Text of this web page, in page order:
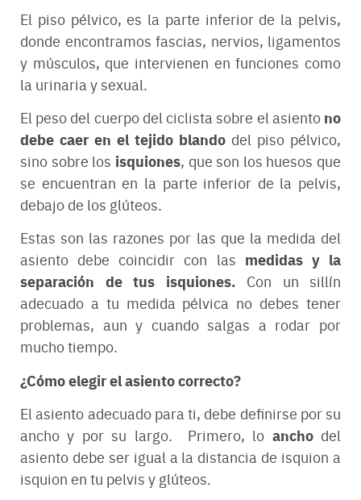
El piso pélvico, es la parte inferior de la pelvis,
donde encontramos fascias, nervios, ligamentos
y músculos, que intervienen en funciones como
la urinaria y sexual.
El peso del cuerpo del ciclista sobre el asiento no
debe caer en el tejido blando del piso pélvico,
sino sobre los isquiones, que son los huesos que
se encuentran en la parte inferior de la pelvis,
debajo de los glúteos.
Estas son las razones por las que la medida del
asiento debe coincidir con las medidas y la
separación de tus isquiones. Con un sillín
adecuado a tu medida pélvica no debes tener
problemas, aun y cuando salgas a rodar por
mucho tiempo.
¿Cómo elegir el asiento correcto?
El asiento adecuado para ti, debe definirse por su
ancho y por su largo. Primero, lo anchodel
asiento debe ser igual a la distancia de isquion a
isquion en tu pelvis y glúteos.